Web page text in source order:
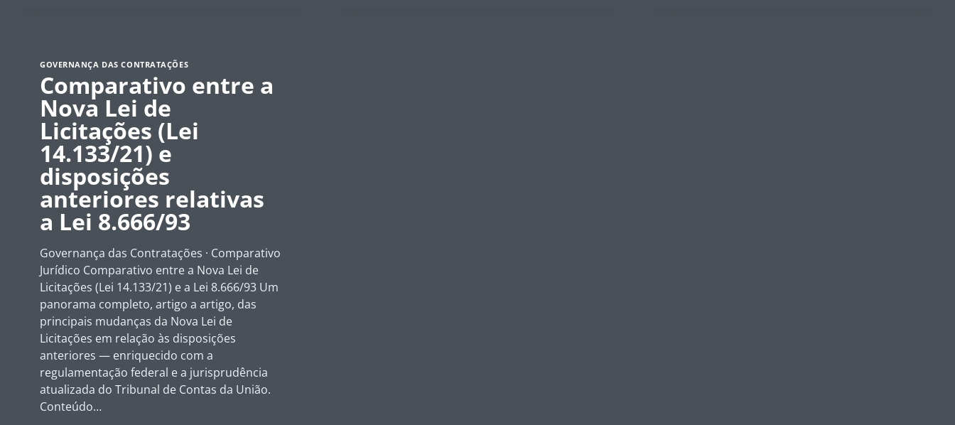
A
JURÍDICA
DAS
CONTRATAÇÕES
GOVERNANÇA DAS CONTRATAÇÕES
Comparativo entre a
Nova Lei de
Licitações (Lei
14.133/21) e
disposições
anteriores relativas
a Lei 8.666/93
Governança das Contratações · Comparativo
Jurídico Comparativo entre a Nova Lei de
Licitações (Lei 14.133/21) e a Lei 8.666/93 Um
panorama completo, artigo a artigo, das
principais mudanças da Nova Lei de
Licitações em relação às disposições
anteriores — enriquecido com a
regulamentação federal e a jurisprudência
atualizada do Tribunal de Contas da União.
Conteúdo…